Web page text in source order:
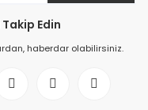
Edin
haberdar olabilirsiniz.